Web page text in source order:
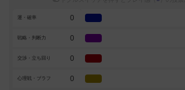
運・確率 0
戦略・判断力 0
交渉・立ち回り 0
心理戦・ブラフ 0